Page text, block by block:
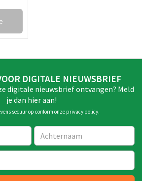
DIGITALE NIEUWSBRIEF
digitale nieuwsbrief ontvangen? Meld
je dan hier aan!
secuur op conform onze privacy policy.